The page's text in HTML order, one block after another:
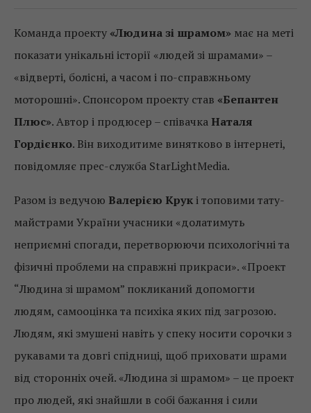
Команда проекту «Людина зі шрамом» має на меті
показати унікальні історії «людей зі шрамами» –
«відверті, болісні, а часом і по-справжньому
моторошні». Спонсором проекту став «Бепантен
Плюс». Автор і продюсер – співачка Наталя
Гордієнко. Він виходитиме винятково в інтернеті,
повідомляє прес-служба StarLightMedia.
Разом із ведучою Валерією Крукі топовими тату-
майстрами України учасники «долатимуть
неприємні спогади, перетворюючи психологічні та
фізичні проблеми на справжні прикраси». «Проект
“Людина зі шрамом” покликаний допомогти
людям, самооцінка та психіка яких під загрозою.
Людям, які змушені навіть у спеку носити сорочки з
рукавами та довгі спідниці, щоб приховати шрами
від сторонніх очей. «Людина зі шрамом» – це проект
про людей, які знайшли в собі бажання і сили